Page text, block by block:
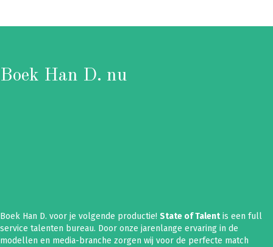
Boek Han D. nu
Boek Han D. voor je volgende productie! State of Talentis een full
service talenten bureau. Door onze jarenlange ervaring in de
modellen en media-branche zorgen wij voor de perfecte match